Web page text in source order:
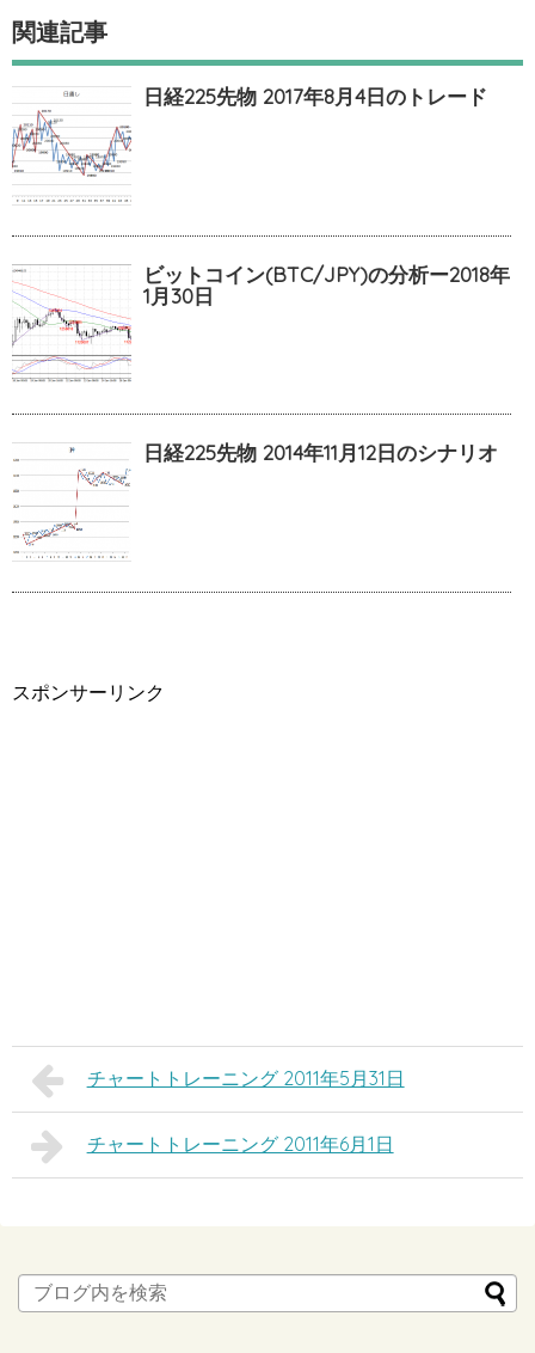
関連記事
日経225先物 2017年8月4日のトレード
ビットコイン(BTC/JPY)の分析ー2018年
1月30日
日経225先物 2014年11月12日のシナリオ
スポンサーリンク
チャートトレーニング 2011年5月31日
チャートトレーニング 2011年6月1日